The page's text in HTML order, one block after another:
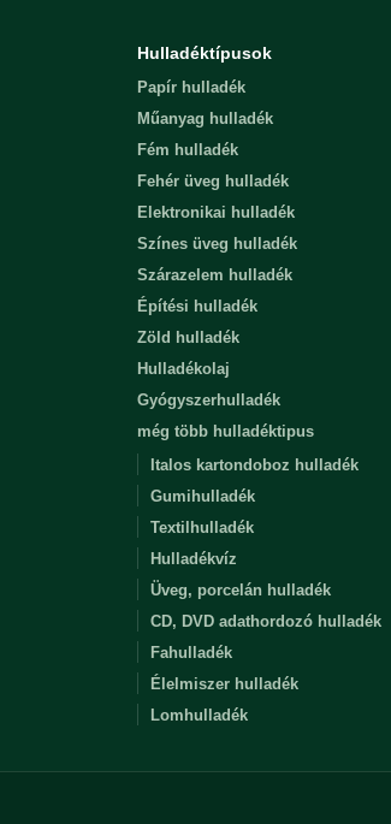
Hulladéktípusok
Papír hulladék
Műanyag hulladék
Fém hulladék
Fehér üveg hulladék
Elektronikai hulladék
Színes üveg hulladék
Szárazelem hulladék
Építési hulladék
Zöld hulladék
Hulladékolaj
Gyógyszerhulladék
még több hulladéktipus
Italos kartondoboz hulladék
Gumihulladék
Textilhulladék
Hulladékvíz
Üveg, porcelán hulladék
CD, DVD adathordozó hulladék
Fahulladék
Élelmiszer hulladék
Lomhulladék